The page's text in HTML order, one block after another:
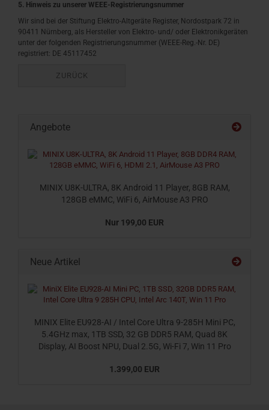
5. Hinweis zu unserer WEEE-Registrierungsnummer
Wir sind bei der Stiftung Elektro-Altgeräte Register, Nordostpark 72 in
90411 Nürnberg, als Hersteller von Elektro- und/ oder Elektronikgeräten
unter der folgenden Registrierungsnummer (WEEE-Reg.-Nr. DE)
registriert: DE 45117452
ZURÜCK
Angebote
MINIX U8K-ULTRA, 8K Android 11 Player, 8GB RAM,
128GB eMMC, WiFi 6, AirMouse A3 PRO
Nur 199,00 EUR
Neue Artikel
MINIX Elite EU928-AI / Intel Core Ultra 9-285H Mini PC,
5.4GHz max, 1TB SSD, 32 GB DDR5 RAM, Quad 8K
Display, AI Boost NPU, Dual 2.5G, Wi-Fi 7, Win 11 Pro
1.399,00 EUR